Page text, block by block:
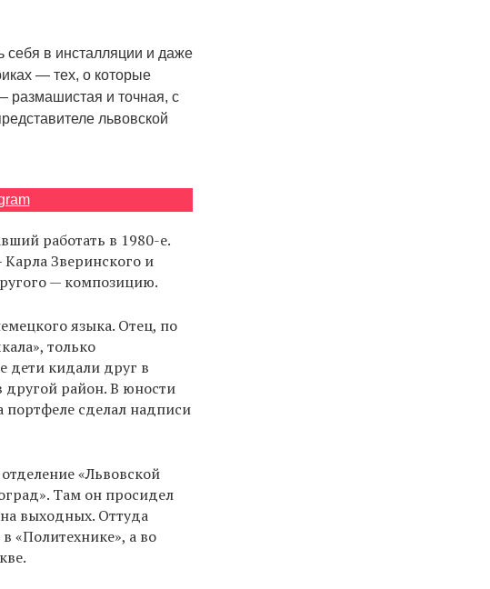
себя в инсталляции и даже
— тех, о которые
размашистая и точная, с
львовской
работать в 1980-е.
Зверинского и
— композицию.
языка. Отец, по
только
дети кидали друг в
другой район. В юности
сделал надписи
«Львовской
Там он просидел
выходных. Оттуда
«Политехнике», а во